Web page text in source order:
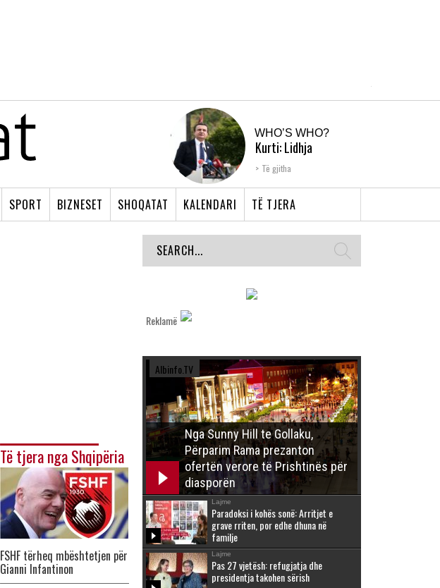
WHO’S WHO?
Kurti: Lidhja
Shqiptare e Prizrenit,
Të gjitha
SPORT BIZNESET SHOQATAT KALENDARI TË TJERA
Të tjera nga Shqipëria
FSHF tërheq mbështetjen për
Gianni Infantinon
Reklamë
Albinfo.TV
Nga Sunny Hill te Gollaku,
Përparim Rama prezanton
ofertën verore të Prishtinës për
diasporën
Lajme
Paradoksi i kohës sonë: Arritjet e
grave rriten, por edhe dhuna në
familje
Lajme
Pas 27 vjetësh: refugjatja dhe
presidentja takohen sërish